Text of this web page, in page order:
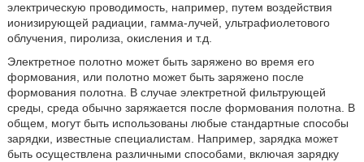
электрическую проводимость, например, путем воздействия
ионизирующей радиации, гамма-лучей, ультрафиолетового
облучения, пиролиза, окисления и т.д.
Электретное полотно может быть заряжено во время его
формования, или полотно может быть заряжено после
формования полотна. В случае электретной фильтрующей
среды, среда обычно заряжается после формования полотна. В
общем, могут быть использованы любые стандартные способы
зарядки, известные специалистам. Например, зарядка может
быть осуществлена различными способами, включая зарядку